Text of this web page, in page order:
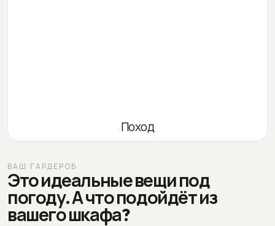
Поход
ВАШ ГАРДЕРОБ
Это идеальные вещи под
погоду. А что подойдёт из
вашего шкафа?